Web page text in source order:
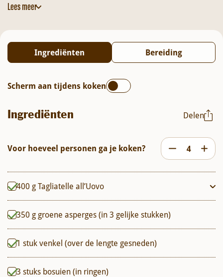
textuur en een stevige ‘al dente’ bite die de romige saus
Gecombineerd met knapperige venkel, frisse bosui, een
vleugje citroensap en warmgerookte zalmflakes zet je in
ingrediënten met één klik toe aan je mandje en geniet
vanavond nog van dit frisse lentemoment!
Lees meer
Ingrediënten Bereiding
Scherm aan tijdens koken
Ingrediënten Delen
Voor hoeveel personen ga je koken?
400 gTagliatelle all’Uovo
350 g groene asperges (in 3 gelijke stukken)
1 stukvenkel (over de lengte gesneden)
3 stuks bosuien (in ringen)